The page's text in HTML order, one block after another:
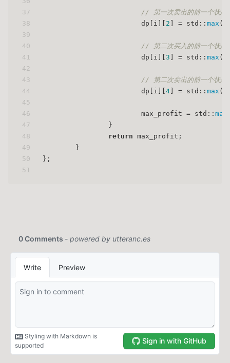
37
38
39
40
41
42
43
44
45
46
47
48
49
50
51
// 第一次卖出的前一个状态
                        dp[i][
2 ] = std:: max
// 第二次买入的前一个状态
                        dp[i][
3 ] = std:: max
// 第二次卖出的前一个状态
                        dp[i][
4 ] = std:: max
                        max_profit = std::
max
                }
return max_profit;
        }
};